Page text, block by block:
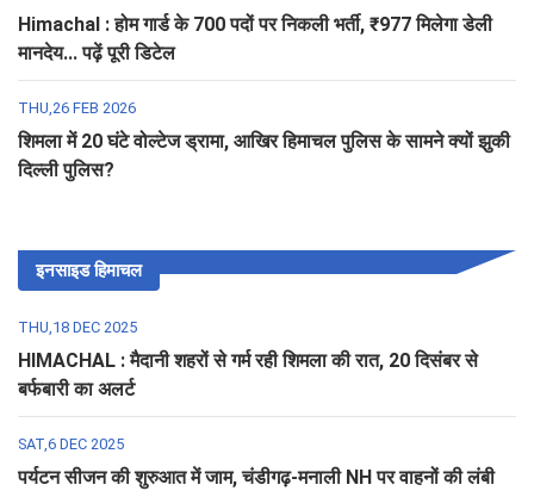
Himachal : होम गार्ड के 700 पदों पर निकली भर्ती, ₹977 मिलेगा डेली
मानदेय... पढ़ें पूरी डिटेल
THU,26 FEB 2026
शिमला में 20 घंटे वोल्टेज ड्रामा, आखिर हिमाचल पुलिस के सामने क्यों झुकी
दिल्ली पुलिस?
इनसाइड हिमाचल
THU,18 DEC 2025
HIMACHAL : मैदानी शहरों से गर्म रही शिमला की रात, 20 दिसंबर से
बर्फबारी का अलर्ट
SAT,6 DEC 2025
पर्यटन सीजन की शुरुआत में जाम, चंडीगढ़-मनाली NH पर वाहनों की लंबी